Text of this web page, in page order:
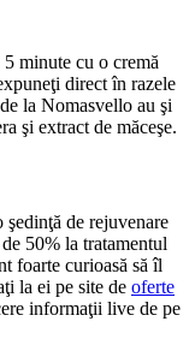
minute cu o cremă
direct în razele
la Nomasvello au şi
şi extract de măceşe.
de rejuvenare
50% la tratamentul
foarte curioasă să îl
la ei pe site de oferte
informaţii live de pe